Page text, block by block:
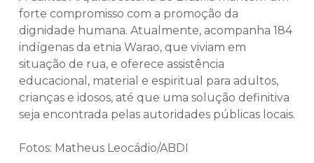
forte compromisso com a promoção da
dignidade humana. Atualmente, acompanha 184
indígenas da etnia Warao, que viviam em
situação de rua, e oferece assistência
educacional, material e espiritual para adultos,
crianças e idosos, até que uma solução definitiva
seja encontrada pelas autoridades públicas locais.
Fotos: Matheus Leocádio/ABDI